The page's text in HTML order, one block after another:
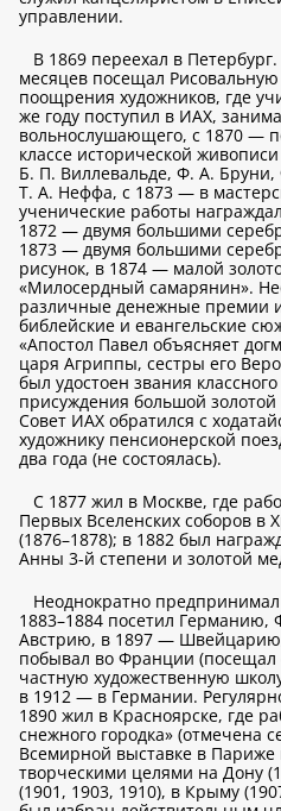
управлении.
В 1869 переехал в
месяцев посещал
поощрения художников, где
же году поступил в ИАХ,
вольнослушающего, с 1870 —
классе исторической
Б. П. Виллевальде, Ф. А.
Т. А. Неффа, с 1873 — в
ученические работы
1872 — двумя большими
1873 — двумя большими
рисунок, в 1874 — малой
«Милосердный самарянин».
различные денежные премии
библейские и евангельские
«Апостол Павел объясняет
царя Агриппы, сестры его
был удостоен звания
присуждения большой
Совет ИАХ обратился с
художнику пенсионерской
два года (не состоялась).
С 1877 жил в Москве, где
Первых Вселенских соборов в
(1876–1878); в 1882 был
Анны 3-й степени и золотой
Неоднократно
1883–1884 посетил
Австрию, в 1897 —
побывал во Франции (посещал
частную художественную
в 1912 — в Германии.
1890 жил в Красноярске, где
снежного городка» (отмечена
Всемирной выставке в Париже
творческими целями на Дону
(1901, 1903, 1910), в Крыму